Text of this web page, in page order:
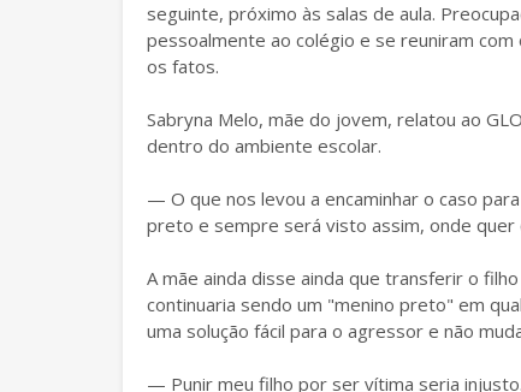
seguinte, próximo às salas de aula.
pessoalmente ao colégio e se reuniram
os fatos.
Sabryna Melo, mãe do jovem, relatou ao
dentro do ambiente escolar.
— O que nos levou a encaminhar o caso
preto e sempre será visto assim, onde
A mãe ainda disse ainda que transferir o
continuaria sendo um "menino preto" em
uma solução fácil para o agressor e não
— Punir meu filho por ser vítima seria